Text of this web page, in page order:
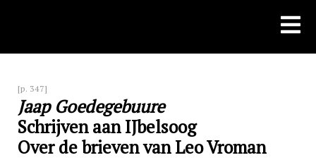
[p. 347]
Jaap Goedegebuure
Schrijven aan IJbelsoog
Over de brieven van Leo Vroman